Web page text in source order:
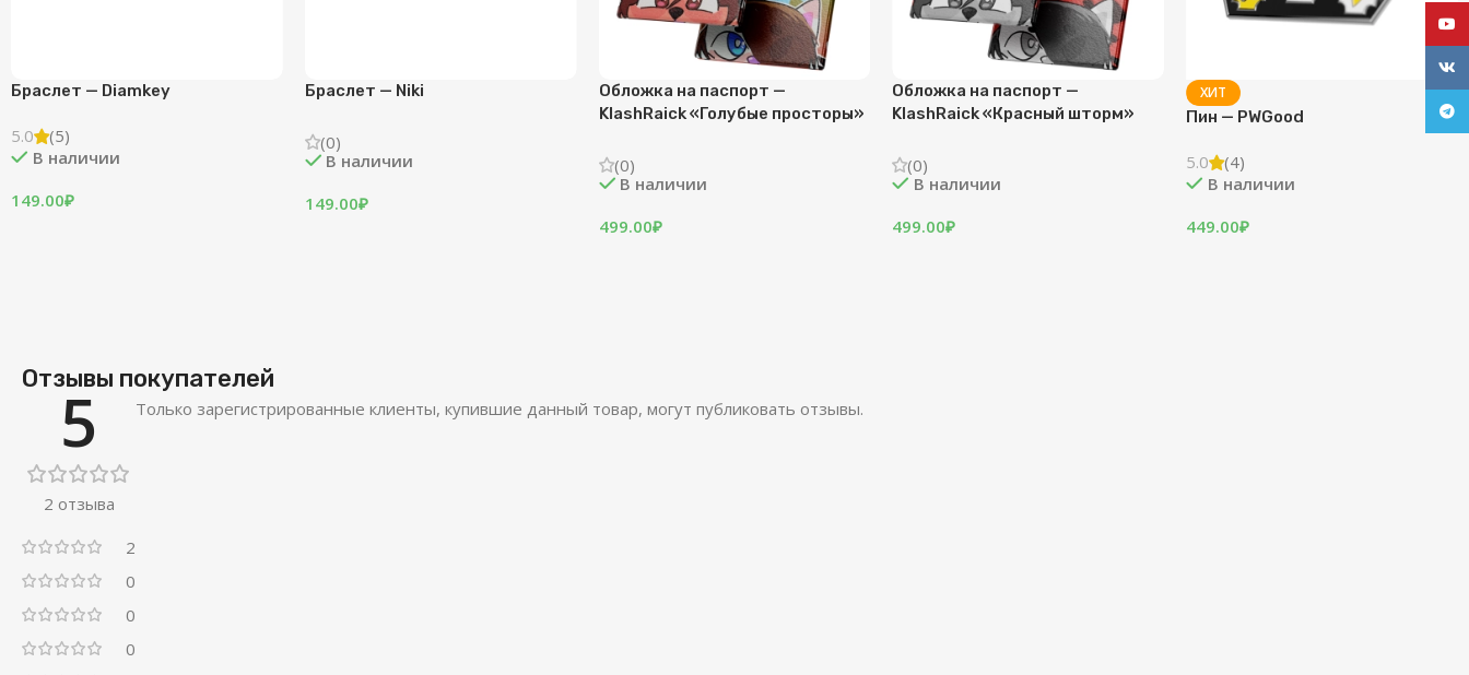
Браслет — Diamkey
5.0
(5)
В наличии
149.00₽
Браслет — Niki
(0)
В наличии
149.00₽
Обложка на паспорт —
KlashRaick «Голубые просторы»
(0)
В наличии
499.00₽
Обложка на паспорт —
KlashRaick «Красный шторм»
(0)
В наличии
499.00₽
ХИТ
Пин — PWGood
5.0
(4)
В наличии
449.00₽
Отзывы покупателей
5
2 отзыва
2
0
0
0
Только зарегистрированные клиенты, купившие данный товар, могут публиковать отзывы.
VK